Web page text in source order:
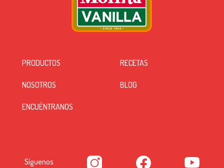
PRODUCTOS RECETAS
NOSOTROS BLOG
ENCUÉNTRANOS
Síguenos